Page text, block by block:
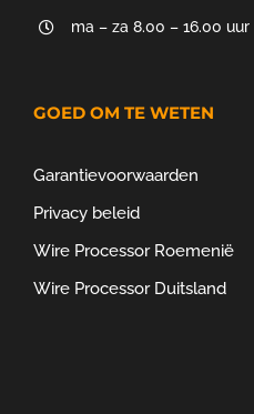
ma – za 8.00 – 16.00 uur
GOED OM TE WETEN
Garantievoorwaarden
Privacy beleid
Wire Processor Roemenië
Wire Processor Duitsland